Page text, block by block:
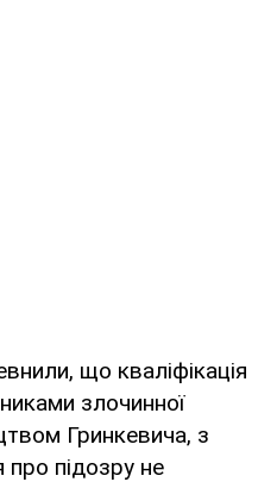
що кваліфікація
злочинної
Гринкевича, з
підозру не